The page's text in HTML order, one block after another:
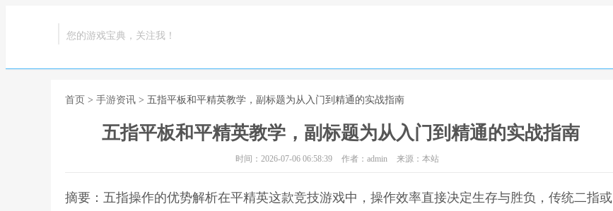
您的游戏宝典，关注我！
首页 > 手游资讯 > 五指平板和平精英教学，副标题为从入门到精通的实战指南
五指平板和平精英教学，副标题为从入门到精通的实战指南
时间：2026-07-06 06:58:39 作者：admin 来源：本站
摘要：五指操作的优势解析在平精英这款竞技游戏中，操作效率直接决定生存与胜负，传统二指或